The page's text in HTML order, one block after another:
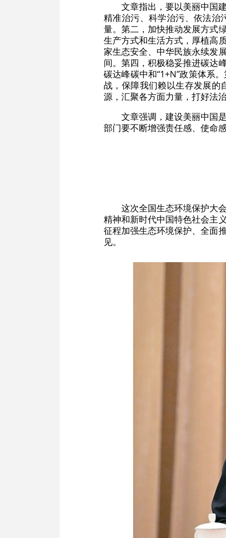
文章指出，要以美丽中国
精准治污、科学治污、依法治
量。第二，加快推动发展方式
生产方式和生活方式，厚植高
家生态安全、中华民族永续发
间。第四，积极稳妥推进碳达
碳达峰碳中和“1+N”政策体系
战，保障我们赖以生存发展的
源，汇聚各方面力量，打好法
文章强调，建设美丽中国
部门要不断增强责任感、使命
这次全国生态环境保护大
精神和新时代中国特色社会主
征程加强生态环境保护、全面
见。